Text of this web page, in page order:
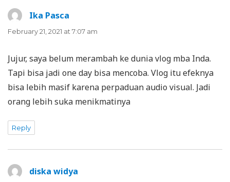
Ika Pasca
February 21, 2021 at 7:07 am
Jujur, saya belum merambah ke dunia vlog mba Inda.
Tapi bisa jadi one day bisa mencoba. Vlog itu efeknya
bisa lebih masif karena perpaduan audio visual. Jadi
orang lebih suka menikmatinya
Reply
diska widya